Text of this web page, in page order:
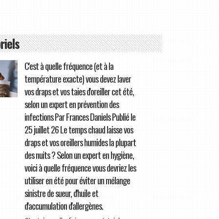
C'est à quelle fréquence (et à la
température exacte) vous devez laver
vos draps et vos taies d'oreiller cet été,
selon un expert en prévention des
infections Par Frances Daniels Publié le
25 juillet 26 Le temps chaud laisse vos
draps et vos oreillers humides la plupart
des nuits ? Selon un expert en hygiène,
voici à quelle fréquence vous devriez les
utiliser en été pour éviter un mélange
sinistre de sueur, d'huile et
d'accumulation d'allergènes.